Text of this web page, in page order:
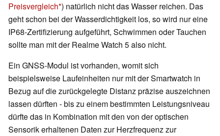
Preisvergleich ) natürlich nicht das Wasser reichen. Das
geht schon bei der Wasserdichtigkeit los, so wird nur eine
IP68-Zertifizierung aufgeführt, Schwimmen oder Tauchen
sollte man mit der Realme Watch 5 also nicht.
Ein GNSS-Modul ist vorhanden, womit sich
beispielsweise Laufeinheiten nur mit der Smartwatch in
Bezug auf die zurückgelegte Distanz präzise auszeichnen
lassen dürften - bis zu einem bestimmten Leistungsniveau
dürfte das in Kombination mit den von der optischen
Sensorik erhaltenen Daten zur Herzfrequenz zur